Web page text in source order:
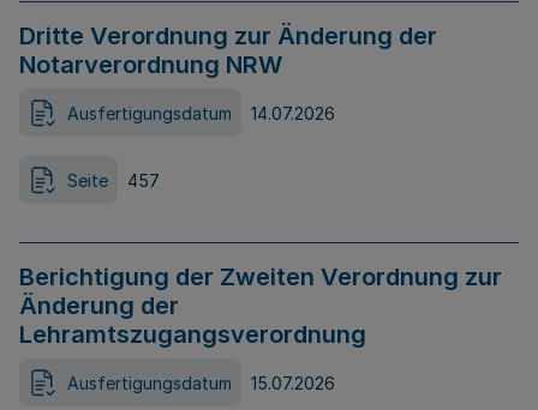
Dritte Verordnung zur Änderung der
Notarverordnung NRW
Ausfertigungsdatum 14.07.2026
Seite 457
Berichtigung der Zweiten Verordnung zur
Änderung der
Lehramtszugangsverordnung
Ausfertigungsdatum 15.07.2026